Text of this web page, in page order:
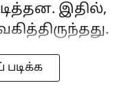
இதில்,
படிக்க